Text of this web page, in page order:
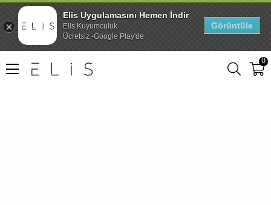
0
Elis Uygulamasını Hemen İndir
Elis Kuyumculuk
Ücretsiz -Google Play'de
Görüntüle